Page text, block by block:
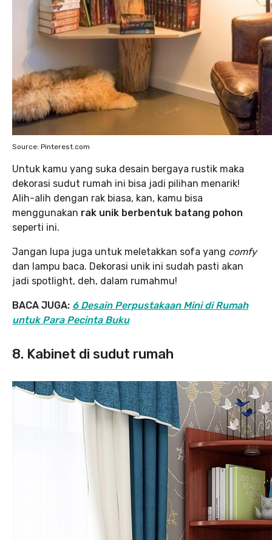
Source: Pinterest.com
Untuk kamu yang suka desain bergaya rustik maka
dekorasi sudut rumah ini bisa jadi pilihan menarik!
Alih-alih dengan rak biasa, kan, kamu bisa
menggunakan rak unik berbentuk batang pohon
seperti ini.
Jangan lupa juga untuk meletakkan sofa yang comfy
dan lampu baca. Dekorasi unik ini sudah pasti akan
jadi spotlight, deh, dalam rumahmu!
BACA JUGA: 6 Desain Perpustakaan Mini di Rumah
untuk Para Pecinta Buku
8. Kabinet di sudut rumah